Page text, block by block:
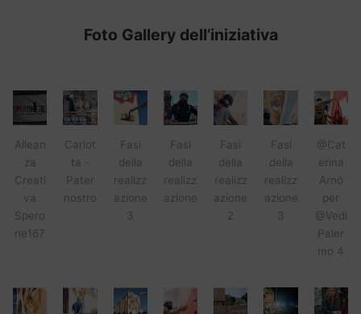
Foto Gallery dell’iniziativa
Allean
za
Creati
va
Spero
ne167
Carlot
ta -
Pater
nostro
Fasi
della
realizz
azione
3
Fasi
della
realizz
azione
Fasi
della
realizz
azione
2
Fasi
della
realizz
azione
3
@Cat
erina
Arnó
per
@Vedi
Paler
mo 4